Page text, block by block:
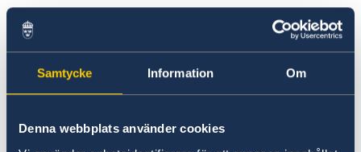
Samtycke Information Om
Denna webbplats använder cookies
Övriga upplysningar
Det förekommer återkommande rapporter om
gripanden av personer misstänkta för att ha
saudiska myndigheter uppger att flera försök
kunnat stoppas genom myndigheternas
insatser. Mot denna bakgrund kan ytterligare